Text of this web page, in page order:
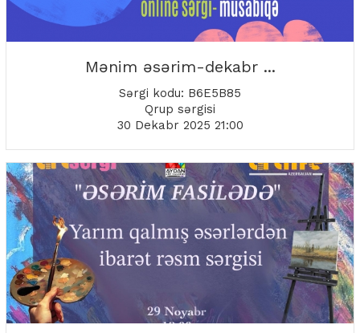
Mənim əsərim-dekabr ...
Sərgi kodu: B6E5B85
Qrup sərgisi
30 Dekabr 2025 21:00